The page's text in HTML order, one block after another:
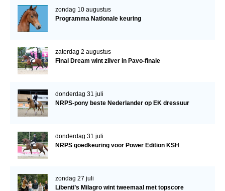
zondag 10 augustus
Programma Nationale keuring
zaterdag 2 augustus
Final Dream wint zilver in Pavo-finale
donderdag 31 juli
NRPS-pony beste Nederlander op EK dressuur
donderdag 31 juli
NRPS goedkeuring voor Power Edition KSH
zondag 27 juli
Libenti’s Milagro wint tweemaal met topscore